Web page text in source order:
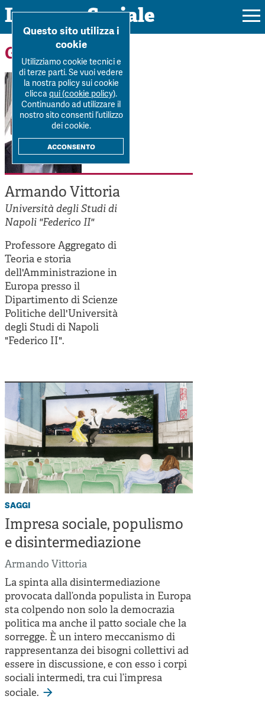
Impresa Sociale
Rivista
Ultimo numero
La Rivista
Submission
Colophon
Autori
Archivio
Argomenti
Forum
Forum
Tutti gli articoli
Autori
Argomenti
Dossier
Tutti i dossier
Workshop Impresa Sociale 2021
Impresa sociale, reciprocità e sostenibilità
Innovazione sociale
Cooperative di comunità
Impresa sociale e democrazia
Acini di fuoco - Dossier Mezzogiorno
Valutazione e dintorni
Chi siamo
Contatti
Sostienici
Home Armando Vittoria
Gli autori
Armando Vittoria
Università degli Studi di
Napoli "Federico II"
Professore Aggregato di
Teoria e storia
dell'Amministrazione in
Europa presso il
Dipartimento di Scienze
Politiche dell'Università
degli Studi di Napoli
"Federico II".
saggi
Impresa sociale, populismo
e disintermediazione
Armando Vittoria
La spinta alla disintermediazione
provocata dall’onda populista in Europa
sta colpendo non solo la democrazia
politica ma anche il patto sociale che la
sorregge. È un intero meccanismo di
rappresentanza dei bisogni collettivi ad
essere in discussione, e con esso i corpi
sociali intermedi, tra cui l’impresa
sociale.
Questo sito utilizza i
cookie
Utilizziamo cookie tecnici e
di terze parti. Se vuoi vedere
la nostra policy sui cookie
cliccaqui (cookie policy).
Continuando ad utilizzare il
nostro sito consenti l’utilizzo
dei cookie.
acconsento